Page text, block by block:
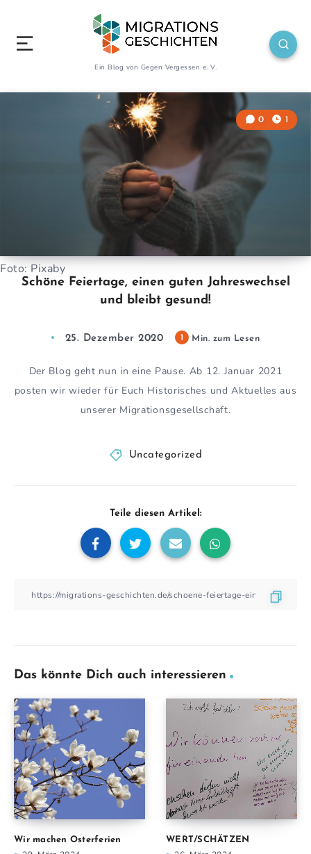
Ein Blog von Gegen Vergessen e. V.
Foto: Pixaby
Schöne Feiertage, einen guten Jahreswechsel
und bleibt gesund!
0 1
25. Dezember 2020 1 Min. zum Lesen
Der Blog geht nun in eine Pause. Ab 12. Januar 2021
posten wir wieder für Euch Historisches und Aktuelles aus
unserer Migrationsgesellschaft.
Uncategorized
Teile diesen Artikel:
Das könnte Dich auch interessieren
Wir machen Osterferien WERT/SCHÄTZEN